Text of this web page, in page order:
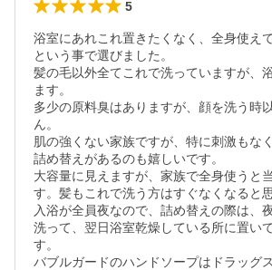
5
浴室にあれこれ置きたくなく、全身使え
という事で選びました。
髪の毛以外全てこれで洗っていますが、
ます。
多少の原料臭はありますが、顔を洗う時
ん。
肌の強くない家族ですが、特に刺激もな
詰め替えがあるのも嬉しいです。
大容量に見えますが、家族で全身使うと
す。髪もこれで洗う方はすぐなくなると思
入浴が全員夜なので、詰め替えの際は、
洗って、翌日浴室乾燥している所に置い
す。
バブルガードのハンドソープはドラッグ